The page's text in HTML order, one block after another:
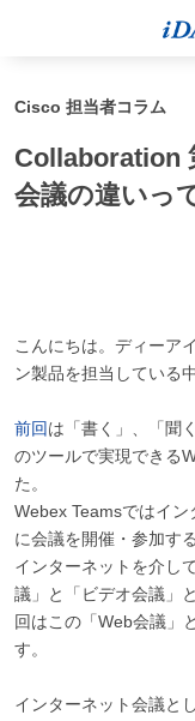
Cisco 担当者コラム
Collaboration
会議の違いっ
こんにちは。ディーア
ン製品を担当している
前回は「書く」、「聞
のツールで実現できる
た。
Webex Teamsではイ
に会議を開催・参加す
インターネットを介し
議」と「ビデオ会議」
回はこの「Web会議」
す。
インターネット会議と